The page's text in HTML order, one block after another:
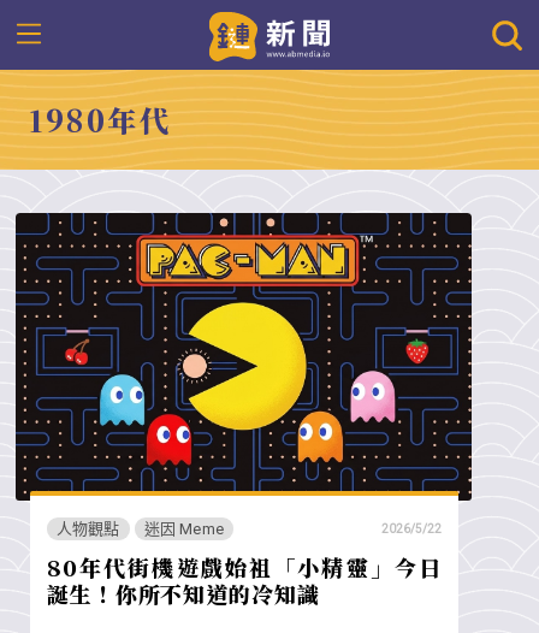
1980年代
人物觀點 迷因 Meme 2026/5/22
80年代街機遊戲始祖「小精靈」今日
誕生！你所不知道的冷知識